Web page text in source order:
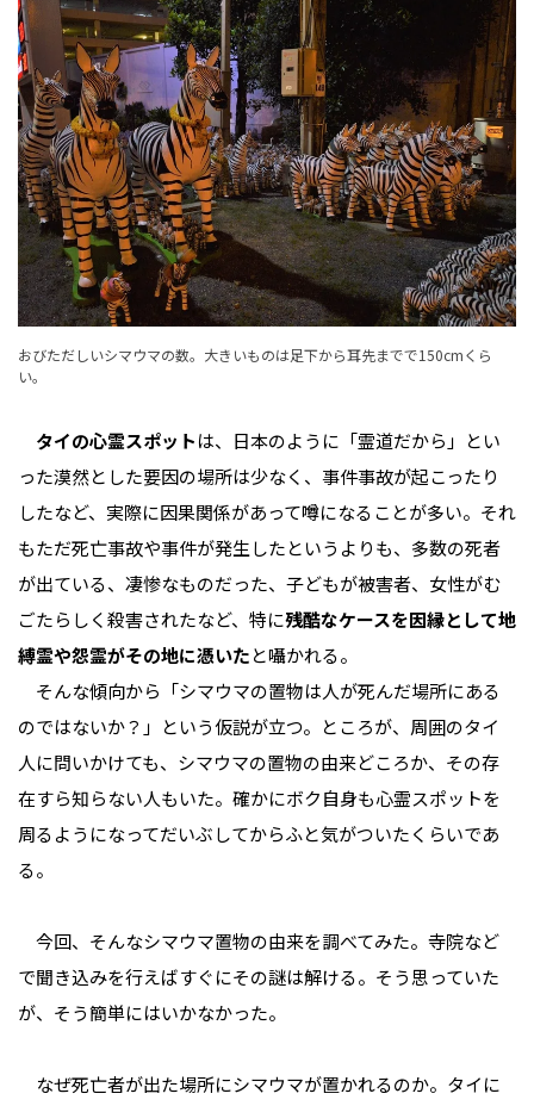
おびただしいシマウマの数。大きいものは足下から耳先までで150cmくら
い。
タイの心霊スポットは、日本のように「霊道だから」とい
った漠然とした要因の場所は少なく、事件事故が起こったり
したなど、実際に因果関係があって噂になることが多い。それ
もただ死亡事故や事件が発生したというよりも、多数の死者
が出ている、凄惨なものだった、子どもが被害者、女性がむ
ごたらしく殺害されたなど、特に残酷なケースを因縁として地
縛霊や怨霊がその地に憑いたと囁かれる。
そんな傾向から「シマウマの置物は人が死んだ場所にある
のではないか？」という仮説が立つ。ところが、周囲のタイ
人に問いかけても、シマウマの置物の由来どころか、その存
在すら知らない人もいた。確かにボク自身も心霊スポットを
周るようになってだいぶしてからふと気がついたくらいであ
る。
今回、そんなシマウマ置物の由来を調べてみた。寺院など
で聞き込みを行えばすぐにその謎は解ける。そう思っていた
が、そう簡単にはいかなかった。
なぜ死亡者が出た場所にシマウマが置かれるのか。タイに